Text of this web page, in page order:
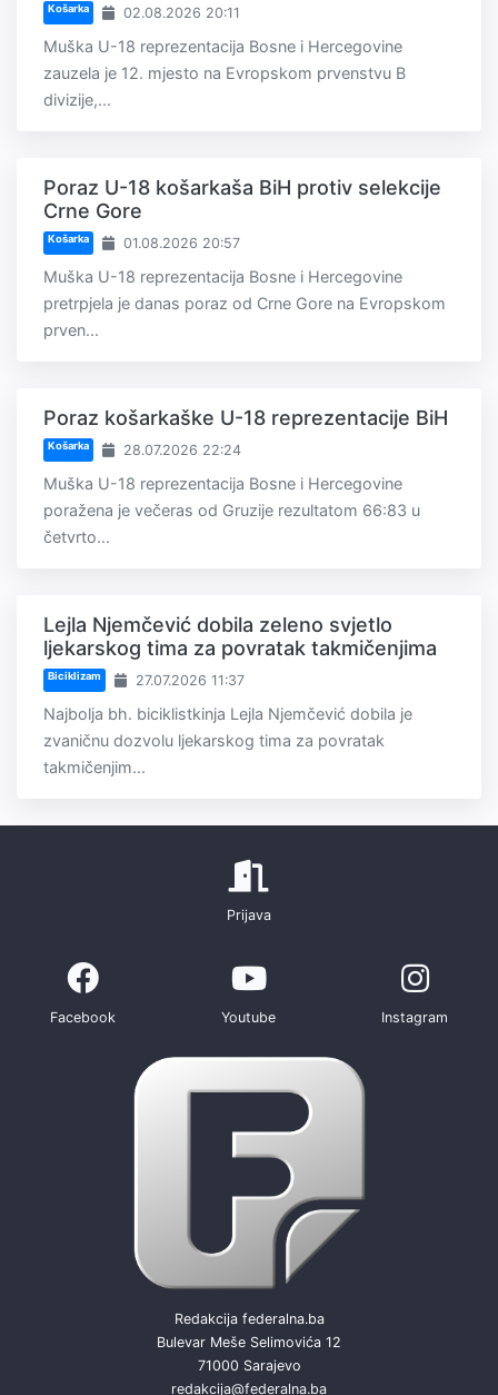
Košarka 02.08.2026 20:11
Muška U-18 reprezentacija Bosne i Hercegovine
zauzela je 12. mjesto na Evropskom prvenstvu B
divizije,...
Poraz U-18 košarkaša BiH protiv selekcije
Crne Gore
Košarka 01.08.2026 20:57
Muška U-18 reprezentacija Bosne i Hercegovine
pretrpjela je danas poraz od Crne Gore na Evropskom
prven...
Poraz košarkaške U-18 reprezentacije BiH
Košarka 28.07.2026 22:24
Muška U-18 reprezentacija Bosne i Hercegovine
poražena je večeras od Gruzije rezultatom 66:83 u
četvrto...
Lejla Njemčević dobila zeleno svjetlo
ljekarskog tima za povratak takmičenjima
Biciklizam 27.07.2026 11:37
Najbolja bh. biciklistkinja Lejla Njemčević dobila je
zvaničnu dozvolu ljekarskog tima za povratak
takmičenjim...
Prijava
Facebook Youtube Instagram
Redakcija federalna.ba
Bulevar Meše Selimovića 12
71000 Sarajevo
redakcija@federalna.ba